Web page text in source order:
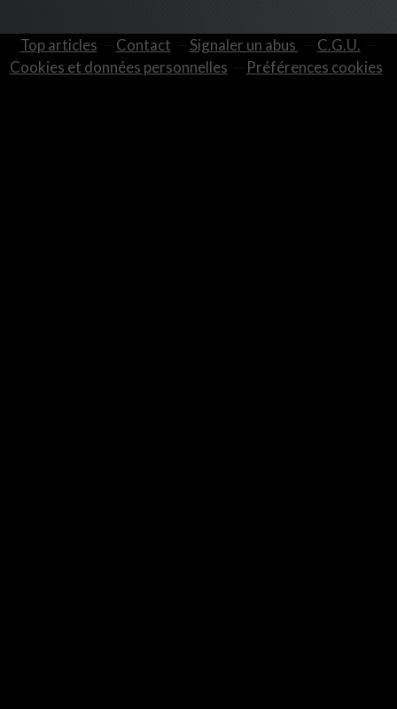
Top articles Contact Signaler un abus
C.G.U.
Cookies et données personnelles
Préférences cookies